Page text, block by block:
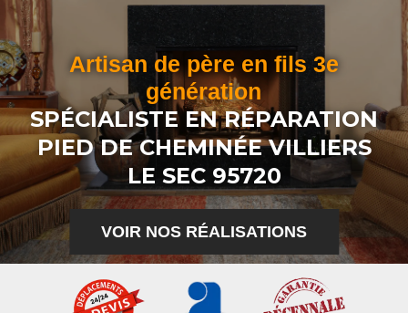
Artisan de père en fils 3e
génération
SPÉCIALISTE EN RÉPARATION
PIED DE CHEMINÉE VILLIERS
LE SEC 95720
VOIR NOS RÉALISATIONS